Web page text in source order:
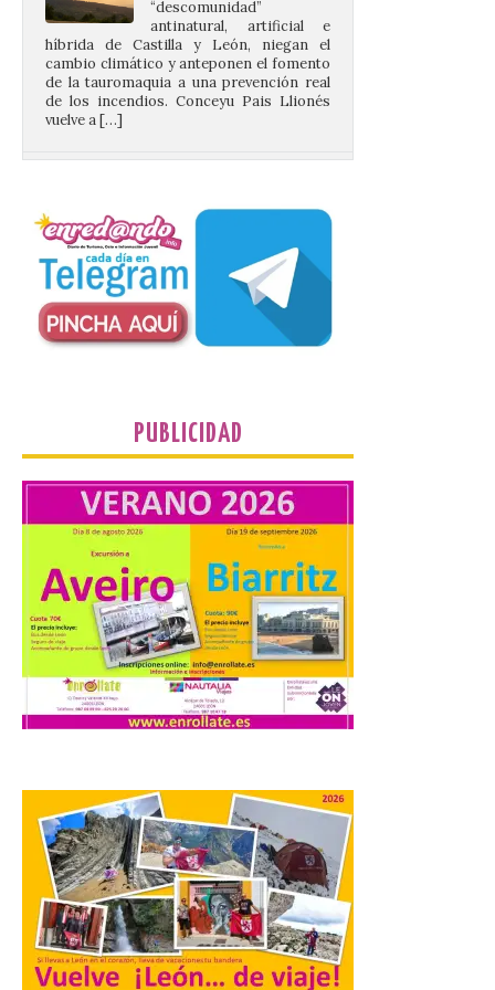
cambio climático y anteponen el fomento
de la tauromaquia a una prevención real
de los incendios. Conceyu Pais Llionés
vuelve a […]
vehículo privado para el
eclipse
8 Ago 2026
El TUS cuenta con líneas
Corbanera o Ciriego y
reforzará la movilidad con un servicio
especial de lanzaderas desde el PCTCAN
Turismo de Extremadura
impulsa nuevas
iniciativas relacionadas
con el trío de eclipses para
afianzar a Extremadura
como referente en
astroturismo
8 Ago 2026
Extremadura cuenta con
uno de los cielos
estrellados con menor
contaminación lumínica
de Europa, un recurso
natural que permite disfrutar de
actividades de astroturismo durante todo
el año. La Dirección General de Turismo
ha puesto en marcha diversas iniciativas
relacionadas […]
PUBLICIDAD